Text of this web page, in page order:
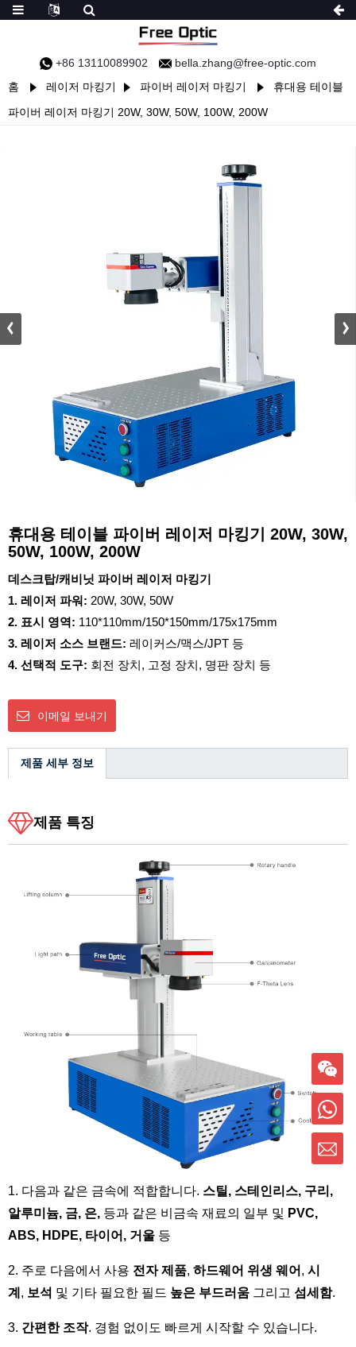
+86 13110089902
bella.zhang@free-optic.com
홈
레이저 마킹기 파이버 레이저 마킹기
휴대용 테이블
파이버 레이저 마킹기 20W, 30W, 50W, 100W, 200W
휴대용 테이블 파이버 레이저 마킹기 20W, 30W,
50W, 100W, 200W
데스크탑/캐비닛 파이버 레이저 마킹기
1. 레이저 파워: 20W, 30W, 50W
2. 표시 영역: 110*110mm/150*150mm/175x175mm
3. 레이저 소스 브랜드: 레이커스/맥스/JPT 등
4. 선택적 도구: 회전 장치, 고정 장치, 명판 장치 등
이메일 보내기
제품 세부 정보
제품 특징
1. 다음과 같은 금속에 적합합니다. 스틸, 스테인리스, 구리,
알루미늄, 금, 은, 등과 같은 비금속 재료의 일부 및 PVC,
ABS, HDPE, 타이어, 거울 등
2. 주로 다음에서 사용 전자 제품, 하드웨어 위생 웨어 , 시
계 , 보석 및 기타 필요한 필드 높은 부드러움 그리고 섬세함.
3. 간편한 조작. 경험 없이도 빠르게 시작할 수 있습니다.